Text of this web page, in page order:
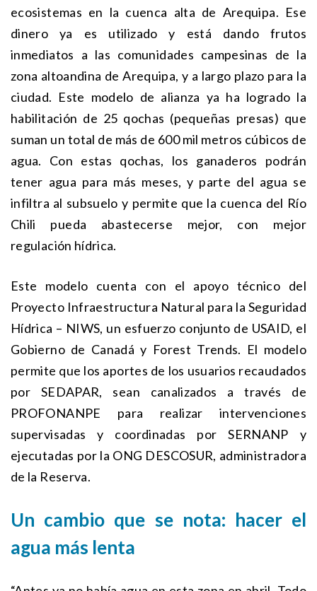
ecosistemas en la cuenca alta de Arequipa. Ese
dinero ya es utilizado y está dando frutos
inmediatos a las comunidades campesinas de la
zona altoandina de Arequipa, y a largo plazo para la
ciudad. Este modelo de alianza ya ha logrado la
habilitación de 25 qochas (pequeñas presas) que
suman un total de más de 600 mil metros cúbicos de
agua. Con estas qochas, los ganaderos podrán
tener agua para más meses, y parte del agua se
infiltra al subsuelo y permite que la cuenca del Río
Chili pueda abastecerse mejor, con mejor
regulación hídrica.
Este modelo cuenta con el apoyo técnico del
Proyecto Infraestructura Natural para la Seguridad
Hídrica – NIWS, un esfuerzo conjunto de USAID, el
Gobierno de Canadá y Forest Trends. El modelo
permite que los aportes de los usuarios recaudados
por SEDAPAR, sean canalizados a través de
PROFONANPE para realizar intervenciones
supervisadas y coordinadas por SERNANP y
ejecutadas por la ONG DESCOSUR, administradora
de la Reserva.
Un cambio que se nota: hacer el
agua más lenta